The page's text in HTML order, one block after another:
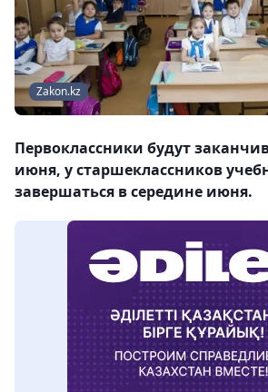
Zakon.kz
Первоклассники будут
июня, у старшеклассников
завершаться в середине июня.